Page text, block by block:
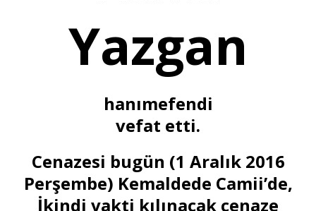
Yazgan
hanımefendi
vefat etti.
Cenazesi bugün (1 Aralık 2016
Perşembe) Kemaldede Camii’de,
İkindi vakti kılınacak cenaze